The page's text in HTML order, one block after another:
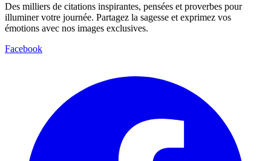
Des milliers de citations inspirantes, pensées et proverbes pour
illuminer votre journée. Partagez la sagesse et exprimez vos
émotions avec nos images exclusives.
Facebook